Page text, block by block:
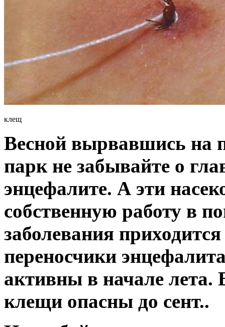
клещ
Весной вырвавшись на
парк не забывайте о
энцефалите. А эти
собственную работу в
заболевания
переносчики
активны в начале лета.
клещи опасны до сент..